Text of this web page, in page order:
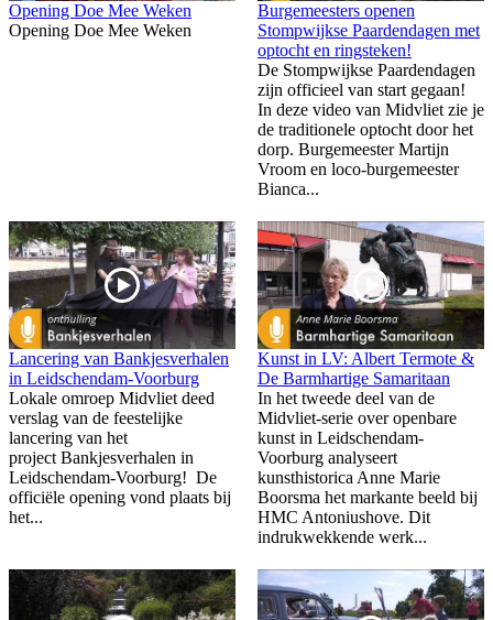
Opening Doe Mee Weken
Opening Doe Mee Weken
Burgemeesters openen
Stompwijkse Paardendagen met
optocht en ringsteken!
De Stompwijkse Paardendagen
zijn officieel van start gegaan!
In deze video van Midvliet zie je
de traditionele optocht door het
dorp. Burgemeester Martijn
Vroom en loco-burgemeester
Bianca...
Lancering van Bankjesverhalen
in Leidschendam-Voorburg
Lokale omroep Midvliet deed
verslag van de feestelijke
lancering van het
project Bankjesverhalen in
Leidschendam-Voorburg! De
officiële opening vond plaats bij
het...
Kunst in LV: Albert Termote &
De Barmhartige Samaritaan
In het tweede deel van de
Midvliet-serie over openbare
kunst in Leidschendam-
Voorburg analyseert
kunsthistorica Anne Marie
Boorsma het markante beeld bij
HMC Antoniushove. Dit
indrukwekkende werk...